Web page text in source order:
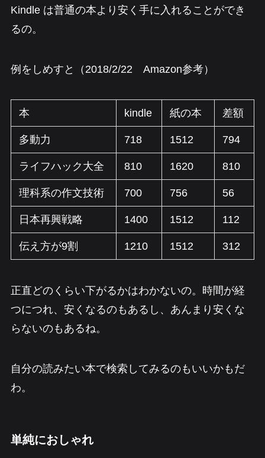
Kindle は普通の本より安く手に入れることができ
るの。
例をしめすと（2018/2/22 Amazon参考）
本 kindle 紙の本 差額
多動力 718 1512 794
ライフハック大全 810 1620 810
理科系の作文技術 700 756 56
日本再興戦略 1400 1512 112
伝え方が9割 1210 1512 312
正直どのくらい下がるかはわかないの。時間が経
つにつれ、安くなるのもあるし、あんまり安くな
らないのもあるね。
自分の読みたい本で検索してみるのもいいかもだ
わ。
単純におしゃれ